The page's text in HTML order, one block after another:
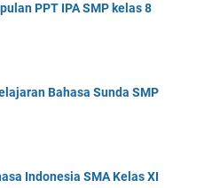
PPT IPA SMP kelas 8
Bahasa Sunda SMP
Indonesia SMA Kelas XI